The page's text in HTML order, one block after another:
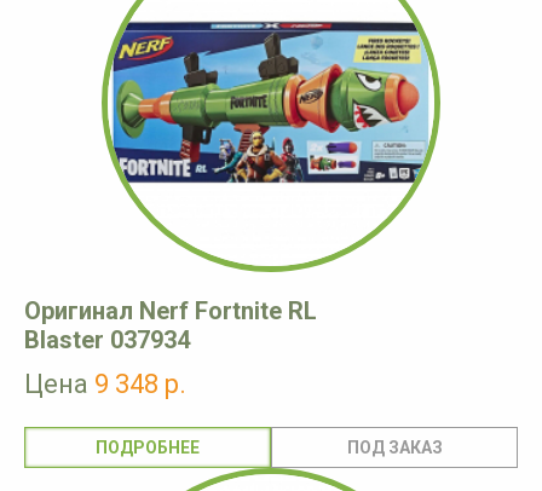
Оригинал Nerf Fortnite RL
Blaster 037934
Цена 9 348 р.
ПОДРОБНЕЕ